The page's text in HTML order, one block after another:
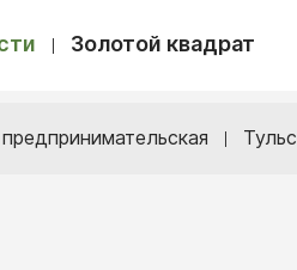
Золотой квадрат